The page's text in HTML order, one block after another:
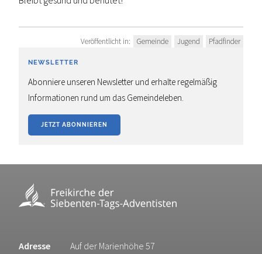
Veröffentlicht in: Gemeinde Jugend Pfadfinder
NEWSLETTER
Abonniere unseren Newsletter und erhalte regelmäßig
Informationen rund um das Gemeindeleben.
JETZT ABONNIEREN
Adresse
Auf der Marienhöhe 57